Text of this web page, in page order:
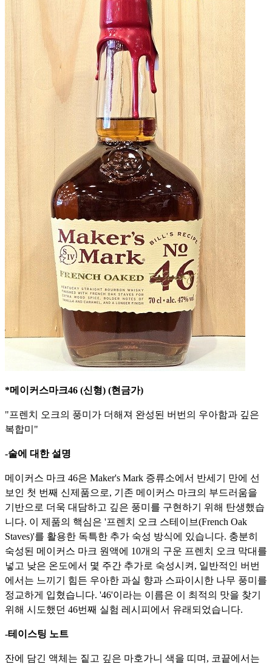
*메이커스마크46 (신형) (현금가)
"프렌치 오크의 풍미가 더해져 완성된 버번의 우아함과 깊은
복합미"
-술에 대한 설명
메이커스 마크 46은 Maker's Mark 증류소에서 반세기 만에 선
보인 첫 번째 신제품으로, 기존 메이커스 마크의 부드러움을
기반으로 더욱 대담하고 깊은 풍미를 구현하기 위해 탄생했습
니다. 이 제품의 핵심은 '프렌치 오크 스테이브(French Oak
Staves)'를 활용한 독특한 추가 숙성 방식에 있습니다. 충분히
숙성된 메이커스 마크 원액에 10개의 구운 프렌치 오크 막대를
넣고 낮은 온도에서 몇 주간 추가로 숙성시켜, 일반적인 버번
에서는 느끼기 힘든 우아한 과실 향과 스파이시한 나무 풍미를
정교하게 입혔습니다. '46'이라는 이름은 이 최적의 맛을 찾기
위해 시도했던 46번째 실험 레시피에서 유래되었습니다.
-테이스팅 노트
잔에 담긴 액체는 짙고 깊은 마호가니 색을 띠며, 코끝에서는